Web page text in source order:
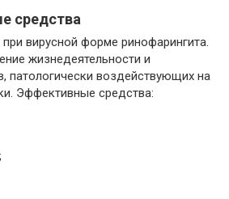
средства
вирусной форме ринофарингита.
жизнедеятельности и
патологически воздействующих на
Эффективные средства: